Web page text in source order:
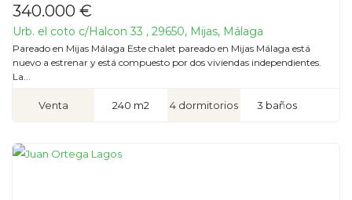
340.000 €
Urb. el coto c/Halcon 33 , 29650, Mijas, Málaga
Pareado en Mijas Málaga Este chalet pareado en Mijas Málaga está
nuevo a estrenar y está compuesto por dos viviendas independientes.
La...
Venta 240 m2 4 dormitorios 3 baños